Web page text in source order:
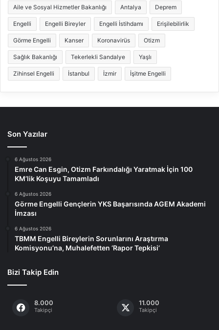
Aile ve Sosyal Hizmetler Bakanlığı Antalya Deprem
Engelli Engelli Bireyler Engelli İstihdamı Erişilebilirlik
Görme Engelli Kanser Koronavirüs Otizm
Sağlık Bakanlığı Tekerlekli Sandalye Yaşlı
Zihinsel Engelli İstanbul İzmir İşitme Engelli
Son Yazılar
6 Ağustos 2026
Emre Can Esgin, Otizm Farkındalığı Yaratmak İçin 100
KM’lik Koşuyu Tamamladı
6 Ağustos 2026
Görme Engelli Gençlerin YKS Başarısında AGEM Akademi
İmzası
6 Ağustos 2026
TBMM Engelli Bireylerin Sorunlarını Araştırma
Komisyonu’na, Muhalefetten ‘Rapor Tepkisi’
Bizi Takip Edin
8.000
Takipçi
11.000
Takipçi